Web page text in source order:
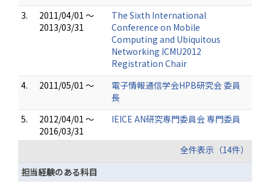
3.
2011/04/01 ～
2013/03/31
The Sixth International
Conference on Mobile
Computing and Ubiquitous
Networking ICMU2012
Registration Chair
4.
2011/05/01 ～
電子情報通信学会HPB研究会 委員
長
5.
2012/04/01 ～
2016/03/31
IEICE AN研究専門委員会 専門委員
全件表示（14件）
担当経験のある科目